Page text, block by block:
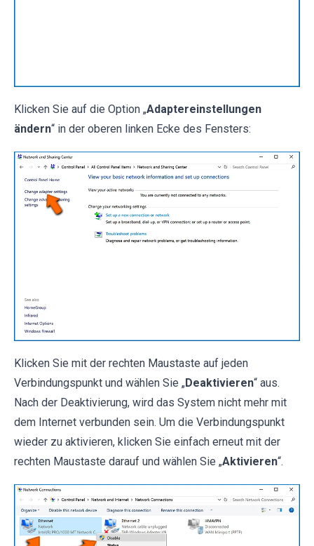
Klicken Sie auf die Option „Adaptereinstellungen
ändern“ in der oberen linken Ecke des Fensters:
Klicken Sie mit der rechten Maustaste auf jeden
Verbindungspunkt und wählen Sie „Deaktivieren“ aus.
Nach der Deaktivierung, wird das System nicht mehr mit
dem Internet verbunden sein. Um die Verbindungspunkt
wieder zu aktivieren, klicken Sie einfach erneut mit der
rechten Maustaste darauf und wählen Sie „Aktivieren“.